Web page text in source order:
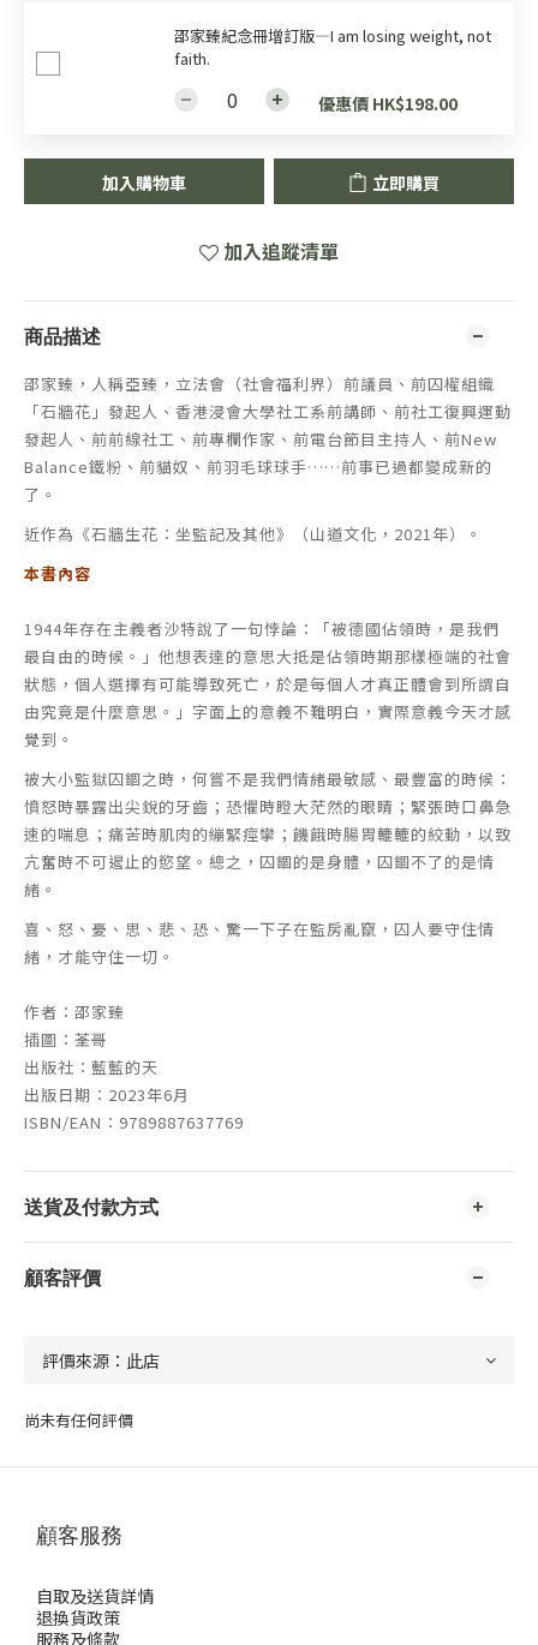
邵家臻紀念冊增訂版—I am losing weight, not
faith.
優惠價 HK$198.00
加入購物車 立即購買
加入追蹤清單
商品描述
邵家臻，人稱亞臻，立法會（社會福利界）前議員、前囚權組織
「石牆花」發起人、香港浸會大學社工系前講師、前社工復興運動
發起人、前前線社工、前專欄作家、前電台節目主持人、前New
Balance鐵粉、前貓奴、前羽毛球球手……前事已過都變成新的
了。
近作為《石牆生花：坐監記及其他》（山道文化，2021年）。
本書內容
1944年存在主義者沙特說了一句悖論：「被德國佔領時，是我們
最自由的時候。」他想表達的意思大抵是佔領時期那樣極端的社會
狀態，個人選擇有可能導致死亡，於是每個人才真正體會到所謂自
由究竟是什麼意思。」字面上的意義不難明白，實際意義今天才感
覺到。
被大小監獄囚錮之時，何嘗不是我們情緒最敏感、最豐富的時候：
憤怒時暴露出尖銳的牙齒；恐懼時瞪大茫然的眼睛；緊張時口鼻急
速的喘息；痛苦時肌肉的繃緊痙攣；饑餓時腸胃轆轆的絞動，以致
亢奮時不可遏止的慾望。總之，囚錮的是身體，囚錮不了的是情
緒。
喜、怒、憂、思、悲、恐、驚一下子在監房亂竄，囚人要守住情
緒，才能守住一切。
作者：邵家臻
插圖：荃哥
出版社：藍藍的天
出版日期：2023年6月
ISBN/EAN：9789887637769
送貨及付款方式
顧客評價
尚未有任何評價
顧客服務
自取及送貨詳情
退換貨政策
服務及條款